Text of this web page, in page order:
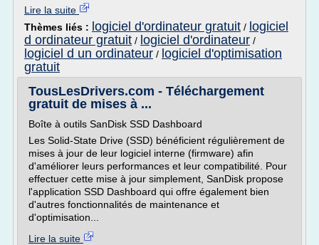
Lire la suite
Thèmes liés : logiciel d'ordinateur gratuit / logiciel
d ordinateur gratuit / logiciel d'ordinateur /
logiciel d un ordinateur / logiciel d'optimisation
gratuit
TousLesDrivers.com - Téléchargement
gratuit de mises à ...
Boîte à outils SanDisk SSD Dashboard
Les Solid-State Drive (SSD) bénéficient régulièrement de
mises à jour de leur logiciel interne (firmware) afin
d'améliorer leurs performances et leur compatibilité. Pour
effectuer cette mise à jour simplement, SanDisk propose
l'application SSD Dashboard qui offre également bien
d'autres fonctionnalités de maintenance et
d'optimisation...
Lire la suite